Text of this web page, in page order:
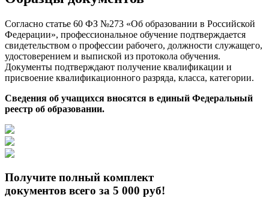
Согласно статье 60 ФЗ №273 «Об образовании в Российской
Федерации», профессиональное обучение подтверждается
свидетельством о профессии рабочего, должности служащего,
удостоверением и выпиской из протокола обучения.
Документы подтверждают получение квалификации и
присвоение квалификационного разряда, класса, категории.
Сведения об учащихся вносятся в единый Федеральный
реестр об образовании.
Получите полный комплект
документов всего за 5 000 руб!